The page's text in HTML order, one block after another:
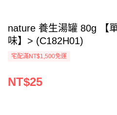
nature 養生湯罐 80g 【
味】> (C182H01)
宅配滿NT$1,500免運
NT$25